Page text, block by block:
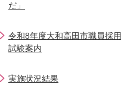
だ」
令和8年度大和高田市職員採用
試験案内
実施状況結果